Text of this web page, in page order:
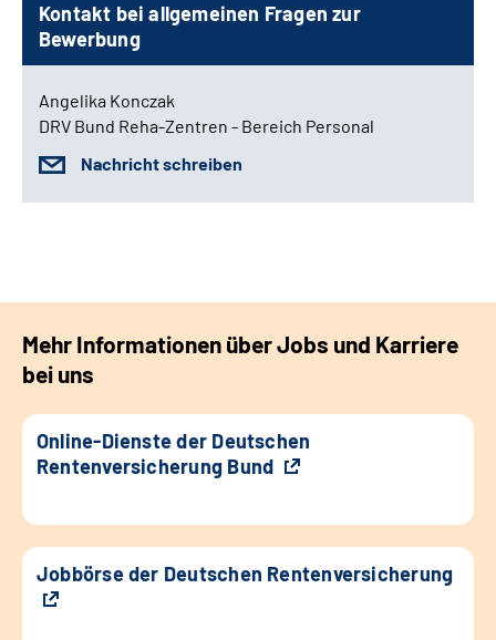
Kontakt bei allgemeinen Fragen zur
Bewerbung
Angelika Konczak
DRV Bund Reha-Zentren - Bereich Personal
Nachricht schreiben
Mehr Informationen über Jobs und Karriere
bei uns
Online-Dienste der Deutschen
Rentenversicherung Bund
Jobbörse der Deutschen Rentenversicherung